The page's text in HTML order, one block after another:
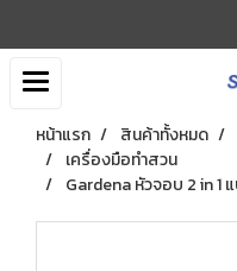
หน้าแรก สินค้าทั้งหมด
เครื่องมือทำสวน
Gardena หัวจอบ 2 in 1